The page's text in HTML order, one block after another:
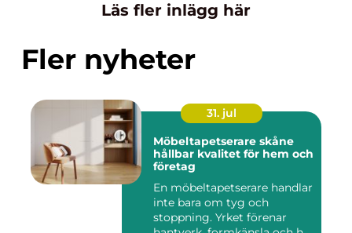
Läs fler inlägg här
Fler nyheter
31. jul
Möbeltapetserare skåne
hållbar kvalitet för hem och
företag
En möbeltapetserare handlar
inte bara om tyg och
stoppning. Yrket förenar